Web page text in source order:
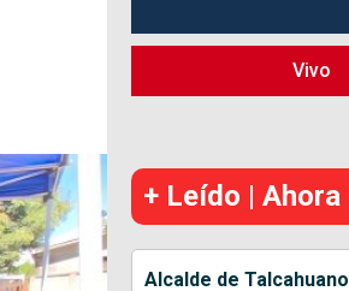
Vivo
+ Leído | Ahora
Alcalde de Talcahuano